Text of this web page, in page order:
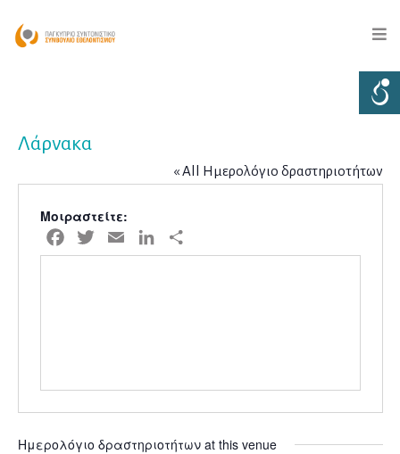
Λάρνακα
« All Ημερολόγιο δραστηριοτήτων
Μοιραστείτε:
Facebook
Twitter Email LinkedIn
Ημερολόγιο δραστηριοτήτων at this venue